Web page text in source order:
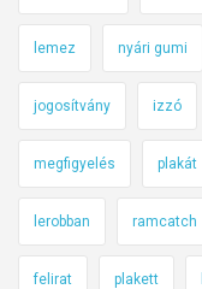
lemez nyári gumi
jogosítvány izzó
megfigyelés plakát
lerobban ramcatch
felirat plakett